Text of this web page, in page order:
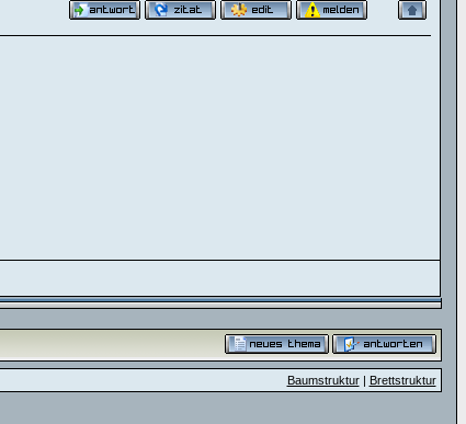
Baumstruktur| Brettstruktur